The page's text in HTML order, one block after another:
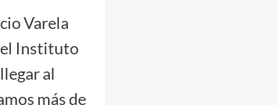
Varela
Instituto
al
más de